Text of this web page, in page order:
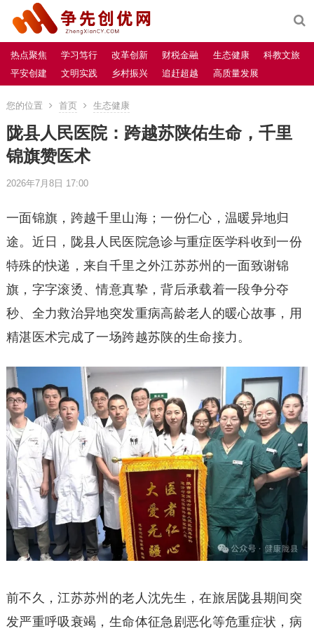
热点聚焦 学习笃行 改革创新 财税金融 生态健康
科教文旅
平安创建
文明实践 乡村振兴 追赶超越 高质量发展
您的位置 首页 生态健康
陇县人民医院：跨越苏陕佑生命，千里
锦旗赞医术
2026年7月8日 17:00
一面锦旗，跨越千里山海；一份仁心，温暖异地归
途。近日，陇县人民医院急诊与重症医学科收到一份
特殊的快递，来自千里之外江苏苏州的一面致谢锦
旗，字字滚烫、情意真挚，背后承载着一段争分夺
秒、全力救治异地突发重病高龄老人的暖心故事，用
精湛医术完成了一场跨越苏陕的生命接力。
前不久，江苏苏州的老人沈先生，在旅居陇县期间突
发严重呼吸衰竭，生命体征急剧恶化等危重症状，病